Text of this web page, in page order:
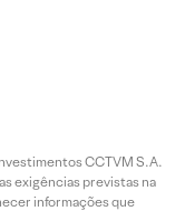
CCTVM S.A.
exigências previstas na
informações que